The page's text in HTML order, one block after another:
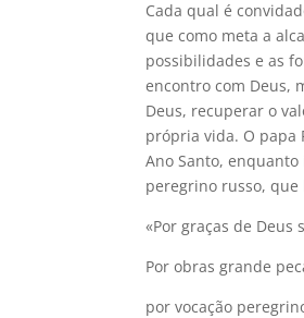
Cada qual é
que como meta a
possibilidades e as
encontro com Deus,
Deus, recuperar o
própria vida. O papa
Ano Santo,
peregrino russo,
«Por graças de Deus
Por obras grande
por vocação